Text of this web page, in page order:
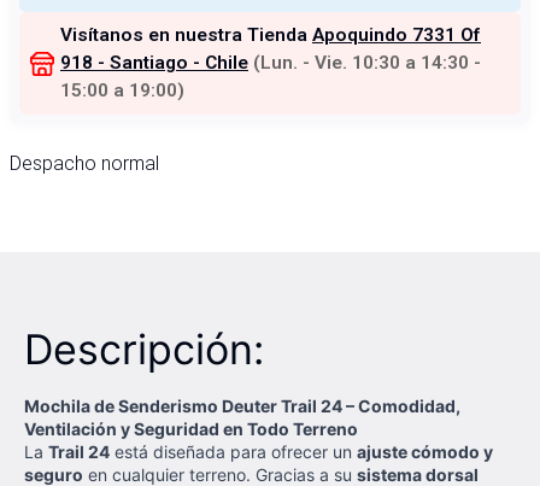
Visítanos en nuestra Tienda Apoquindo 7331 Of
918 - Santiago - Chile (Lun. - Vie. 10:30 a 14:30 -
15:00 a 19:00)
Despacho normal
Descripción:
Mochila de Senderismo Deuter Trail 24 – Comodidad,
Ventilación y Seguridad en Todo Terreno
La Trail 24 está diseñada para ofrecer un ajuste cómodo y
seguro en cualquier terreno. Gracias a su sistema dorsal